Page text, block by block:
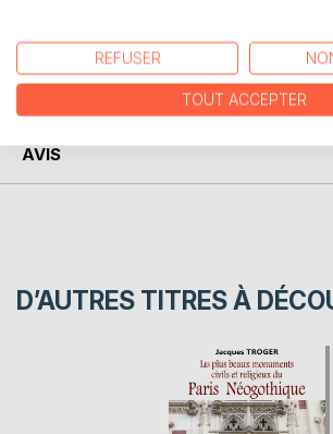
AUTEUR(S)
AVIS
D’AUTRES TITRES À
REFUSER
TOUT ACCEPTER